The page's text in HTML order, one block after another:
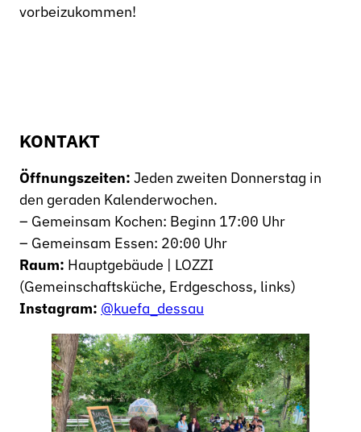
vorbeizukommen!
KONTAKT
Öffnungszeiten: Jeden zweiten Donnerstag in
den geraden Kalenderwochen.
– Gemeinsam Kochen: Beginn 17:00 Uhr
– Gemeinsam Essen: 20:00 Uhr
Raum: Hauptgebäude | LOZZI
(Gemeinschaftsküche, Erdgeschoss, links)
Instagram: @kuefa_dessau